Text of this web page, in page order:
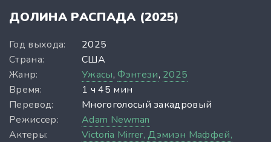
ДОЛИНА РАСПАДА (2025)
Год выхода:
2025
Страна:
США
Жанр:
Ужасы,Фэнтези, 2025
Время:
1 ч 45 мин
Перевод:
Многоголосый закадровый
Режиссер:
Adam Newman
Актеры:
Victoria Mirrer,Дэмиэн Маффей,